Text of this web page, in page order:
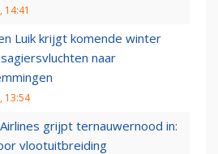
14:41
Luik krijgt komende winter
naar
13:54
grijpt ternauwernood in:
vlootuitbreiding